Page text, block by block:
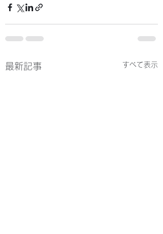
最新記事 すべて表示